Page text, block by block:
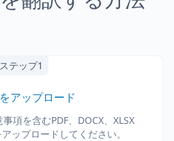
ステップ1
アップロード
項を含むPDF、DOCX、XLSX
ップロードしてください。